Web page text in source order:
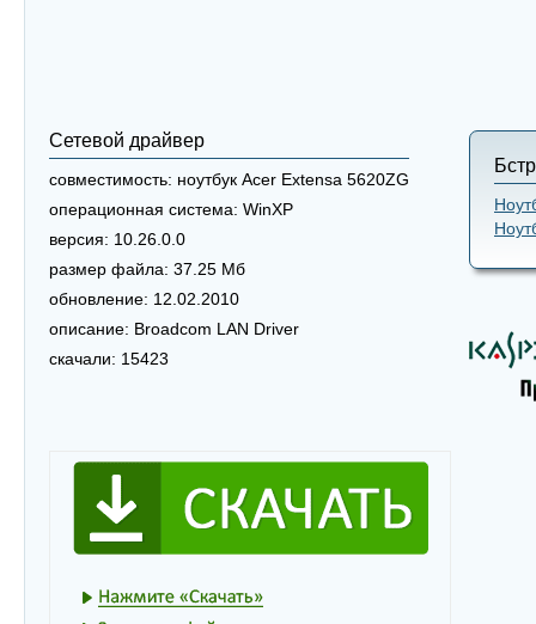
Сетевой драйвер
совместимость: ноутбук Acer Extensa 5620ZG
операционная система: WinXP
версия: 10.26.0.0
размер файла: 37.25 Мб
обновление: 12.02.2010
описание: Broadcom LAN Driver
скачали: 15423